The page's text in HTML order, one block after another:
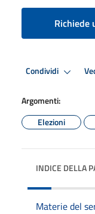
Richiede
Condividi
Argomenti:
Elezioni
INDICE DELLA
Materie del